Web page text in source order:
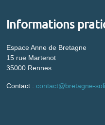
Informations
Espace Anne de Bretagne
15 rue Martenot
35000 Rennes
Contact : contact@bretagne-